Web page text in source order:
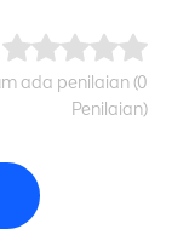
ada penilaian (0
Penilaian)